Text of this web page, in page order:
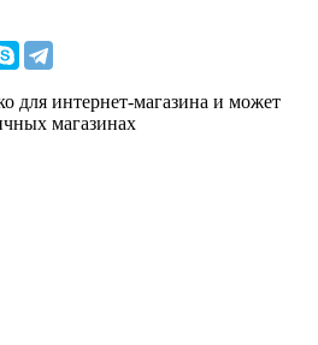
для интернет-магазина и может
магазинах